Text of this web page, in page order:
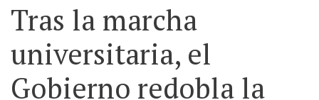
Tras la marcha
universitaria, el
Gobierno redobla la